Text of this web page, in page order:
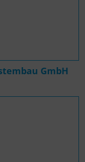
GmbH